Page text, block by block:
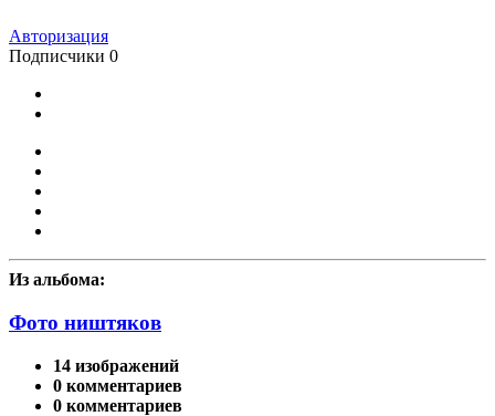
Авторизация
Подписчики 0
Из альбома:
Фото ништяков
14 изображений
0 комментариев
0 комментариев